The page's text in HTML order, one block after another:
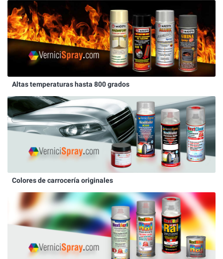
Altas temperaturas hasta 800 grados
Colores de carrocería originales